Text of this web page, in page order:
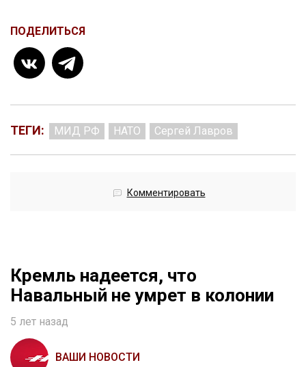
ПОДЕЛИТЬСЯ
ТЕГИ: МИД РФ НАТО Сергей Лавров
Комментировать
Кремль надеется, что
Навальный не умрет в колонии
5 лет назад
ВАШИ НОВОСТИ